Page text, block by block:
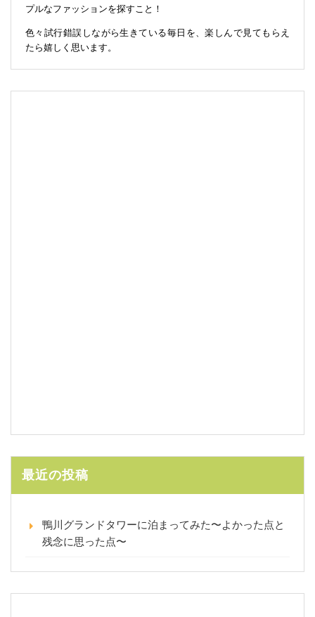
プルなファッションを探すこと！
色々試行錯誤しながら生きている毎日を、楽しんで見てもらえ
たら嬉しく思います。
最近の投稿
鴨川グランドタワーに泊まってみた〜よかった点と
残念に思った点〜